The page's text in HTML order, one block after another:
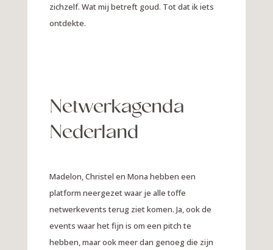
zichzelf. Wat mij betreft goud. Tot dat ik iets
ontdekte.
Netwerkagenda
Nederland
Madelon, Christel en Mona hebben een
platform neergezet waar je alle toffe
netwerkevents terug ziet komen. Ja, ook de
events waar het fijn is om een pitch te
hebben, maar ook meer dan genoeg die zijn